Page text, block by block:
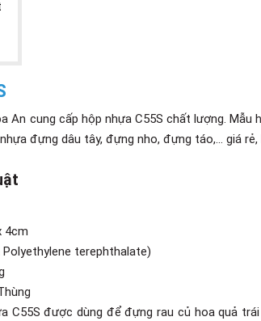
An cung cấp hộp nhựa C55S chất lượng.
đựng dâu tây, đựng nho, đựng táo,... giá
4cm
terephthalate)
C55S được dùng để đựng rau củ hoa quả